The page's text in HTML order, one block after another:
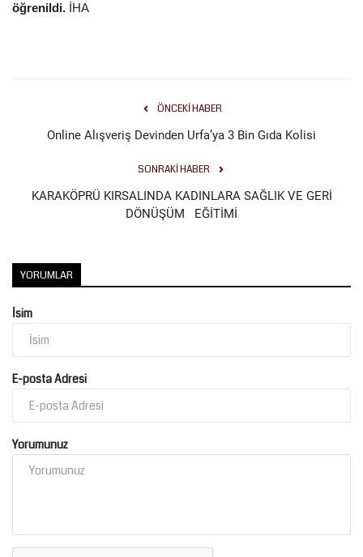
Siyaset
İletişim
öğrenildi. İHA
ÖNCEKI HABER
Online Alışveriş Devinden Urfa’ya 3 Bin Gıda Kolisi
SONRAKI HABER
KARAKÖPRÜ KIRSALINDA KADINLARA SAĞLIK VE GERİ
DÖNÜŞÜM EĞİTİMİ
YORUMLAR
İsim
E-posta Adresi
Yorumunuz